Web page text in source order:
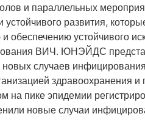
и параллельных
устойчивого развития,
обеспечению устойчивого
ВИЧ. ЮНЭЙДС
случаев
здравоохранения
на пике эпидемии
новые случаи